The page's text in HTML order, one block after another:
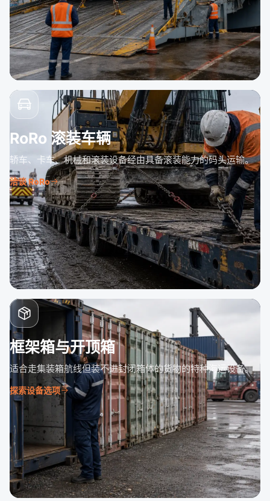
RoRo 滚装车辆
轿车、卡车、机械和滚装设备经由具备滚装能力的码头运输。
洽谈 RoRo
框架箱与开顶箱
适合走集装箱航线但装不进封闭箱体的货物的特种海运设备。
探索设备选项